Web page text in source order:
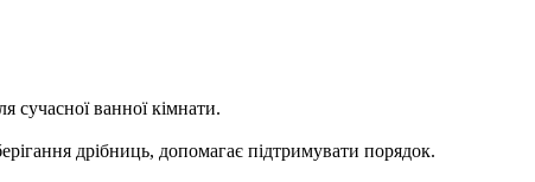
сучасної ванної кімнати.
дрібниць, допомагає підтримувати порядок.